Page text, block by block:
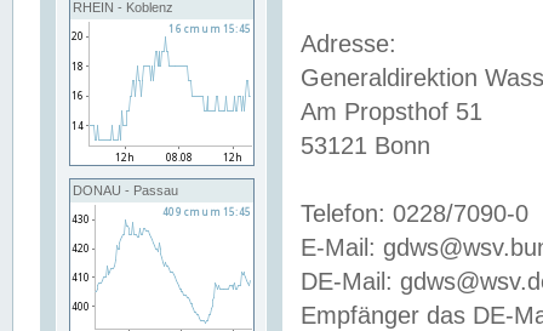
RHEIN - Koblenz
DONAU - Passau
Adresse:
Generaldirektion
Am Propsthof 51
53121 Bonn
Telefon: 0228/7090-0
E-Mail:
DE-Mail:
Empfänger das DE-